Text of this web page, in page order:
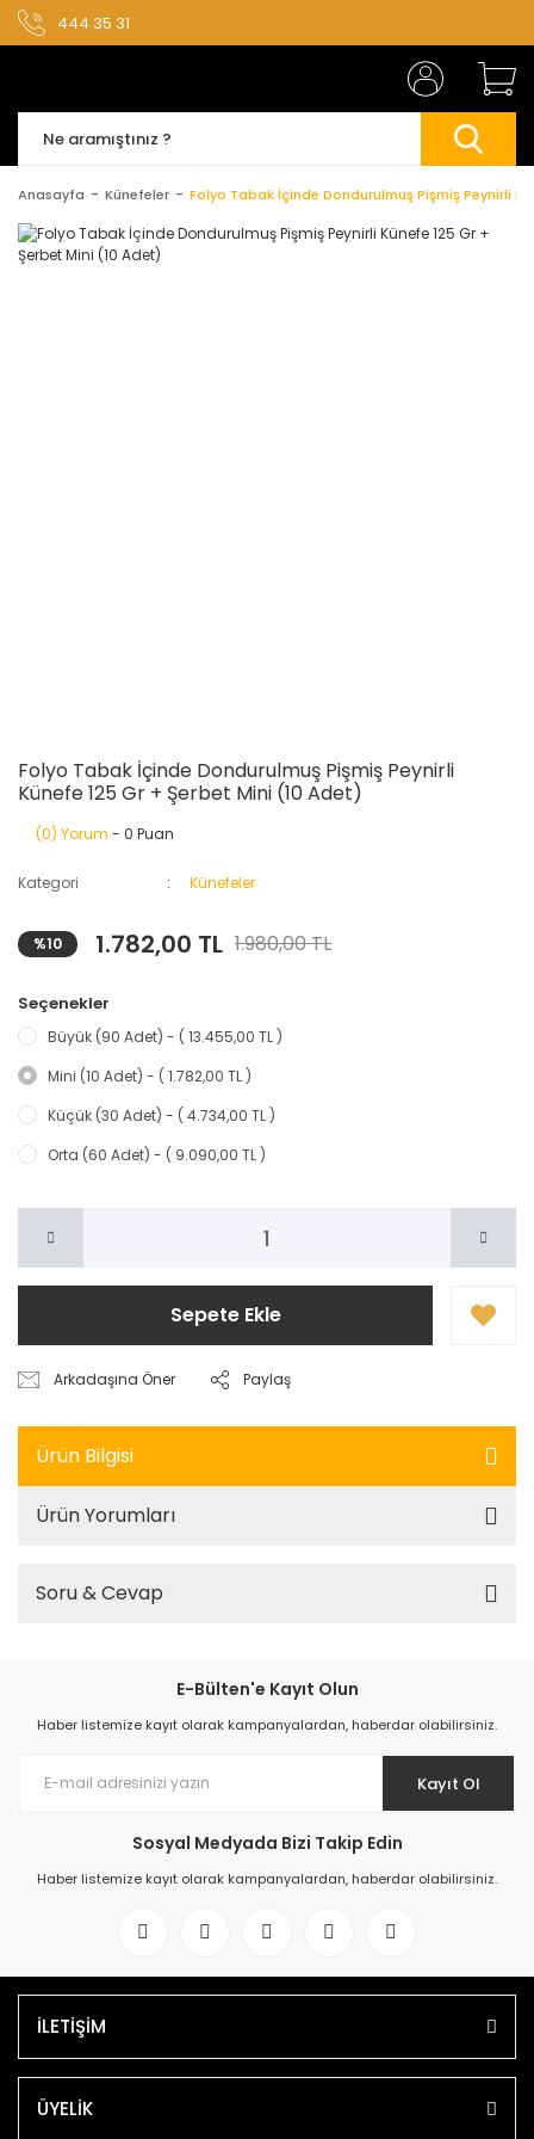
444 35 31
Anasayfa Künefeler Folyo Tabak İçinde Dondurulmuş Pişmiş Peynirli
Folyo Tabak İçinde Dondurulmuş Pişmiş Peynirli
Künefe 125 Gr + Şerbet Mini (10 Adet)
(0) Yorum - 0 Puan
Kategori Künefeler
%10 1.782,00 TL 1.980,00 TL
Seçenekler
Büyük (90 Adet) - ( 13.455,00 TL )
Mini (10 Adet) - ( 1.782,00 TL )
Küçük (30 Adet) - ( 4.734,00 TL )
Orta (60 Adet) - ( 9.090,00 TL )
Sepete Ekle
Arkadaşına Öner Paylaş
Ürün Bilgisi
Ürün Yorumları
Soru & Cevap
E-Bülten'e Kayıt Olun
Haber listemize kayıt olarak kampanyalardan, haberdar olabilirsiniz.
Kayıt Ol
Sosyal Medyada Bizi Takip Edin
Haber listemize kayıt olarak kampanyalardan, haberdar olabilirsiniz.
İLETİŞİM
ÜYELİK